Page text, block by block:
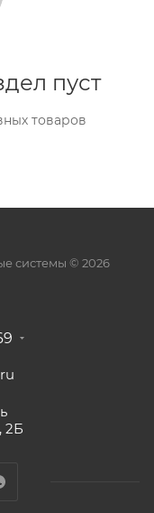
пуст
товаров
системы © 2026
2Б